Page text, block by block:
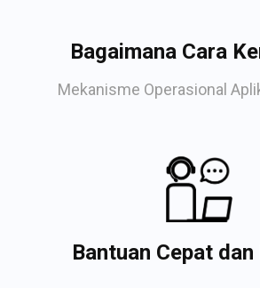
Bagaimana Cara
Mekanisme Operasional
Bantuan Cepat